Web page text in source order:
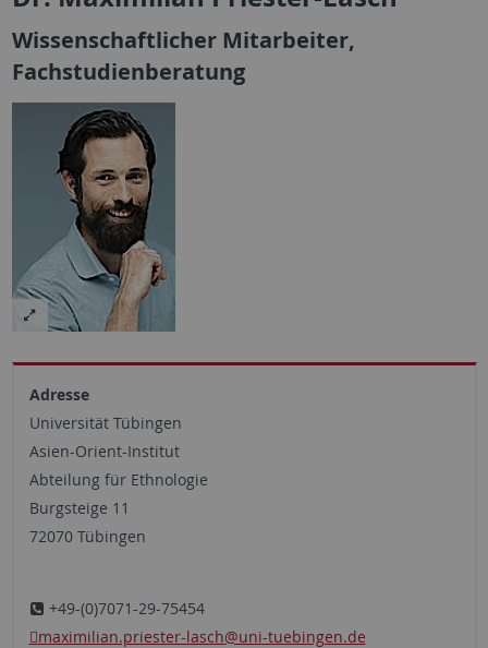
Wissenschaftlicher Mitarbeiter,
Fachstudienberatung
Adresse
Universität Tübingen
Asien-Orient-Institut
Abteilung für Ethnologie
Burgsteige 11
72070 Tübingen
+49-(0)7071-29-75454
maximilian.priester-lasch@uni-tuebingen.de